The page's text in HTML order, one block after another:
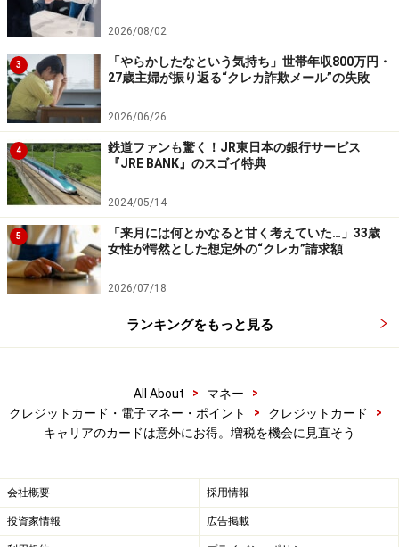
2026/08/02
3
「やらかしたなという気持ち」世帯年収800万円・
27歳主婦が振り返る“クレカ詐欺メール”の失敗
2026/06/26
4
鉄道ファンも驚く！JR東日本の銀行サービス
『JRE BANK』のスゴイ特典
2024/05/14
5
「来月には何とかなると甘く考えていた…」33歳
女性が愕然とした想定外の“クレカ”請求額
2026/07/18
ランキングをもっと見る
All About > マネー
>
クレジットカード・電子マネー・ポイント
> クレジットカード
>
キャリアのカードは意外にお得。増税を機会に見直そう
会社概要 採用情報
投資家情報 広告掲載